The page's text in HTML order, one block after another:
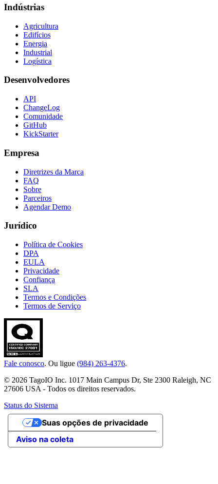
Indústrias
Agricultura
Edifícios
Energia
Industrial
Logística
Desenvolvedores
API
ChangeLog
Comunidade
GitHub
KickStarter
Empresa
Diretrizes da Marca
FAQ
Sobre
Parceiros
Agendar Demo
Jurídico
Política de Cookies
DPA
EULA
Privacidade
Confiança
SLA
Termos e Condições
Termos de Serviço
Fale conosco. Ou ligue (984) 263-4376.
© 2026 TagoIO Inc. 1017 Main Campus Dr, Ste 2300 Raleigh, NC
27606 USA - Todos os direitos reservados.
Status do Sistema
Aviso na coleta
Suas opções de privacidade